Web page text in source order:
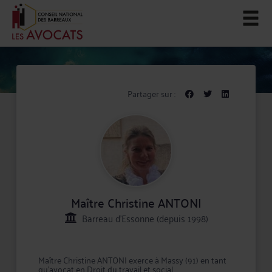
Partager sur :
Maître Christine ANTONI
Barreau d'Essonne (depuis 1998)
Maître Christine ANTONI exerce à Massy (91) en tant
qu'avocat en Droit du travail et social.